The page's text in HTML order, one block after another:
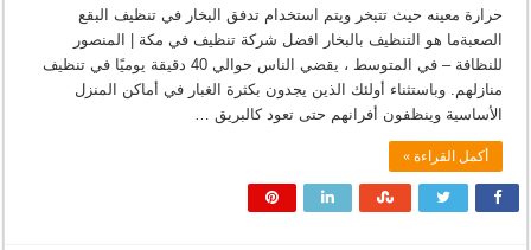
حرارة معينه حيث تتبخر ويتم استخدام تدفق البخار في تنظيف البقع
الصعبةما هو التنظيف بالبخار افضل شركة تنظيف في مكة | المنصور
للنظافة – في المتوسط ، يقضي الناس حوالي 40 دقيقة يوميًا في تنظيف
منازلهم. وباستثناء أولئك الذين يجدون بكثرة الغبار في أماكن المنزل
الأساسية وينظفون أفرانهم حتى تعود كالبريق …
أكمل القراءة »